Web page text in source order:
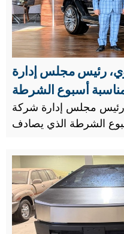
رئيس مجلس إدارة
أسبوع الشرطة
مجلس إدارة شركة
الشرطة الذي يصادف